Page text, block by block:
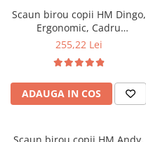
Mese gradinita
Scaune gradinita
Set mese si scaune gradinita
Mobilier copii
Mobila camera copii
Scaune birou pentru copii
Paturi copii
Scaun birou copii HM Dingo,
Ergonomic, Cadru
Polipropilena, Mesh, Inaltime
cm, Verde
255,22 Lei
ADAUGA IN COS